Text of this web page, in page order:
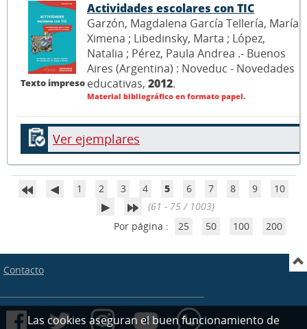
Texto impreso
Actividades escolares con TIC
Garzón, Magdalena García Tellería, María
Ximena ; Libedinsky, Marta ; López,
Natalia ; Pérez, Paula Andrea .- Buenos
Aires (Argentina) : Noveduc - Novedades
educativas, 2012.
Material bibliográfico en formato papel.
Ver ejemplares
1 2 3 4 5 6 7 8 9
10
(61 - 75 / 1003)
Por página :
25 50 100 200
Contacto
Las cookies aseguran el buen funcionamiento de